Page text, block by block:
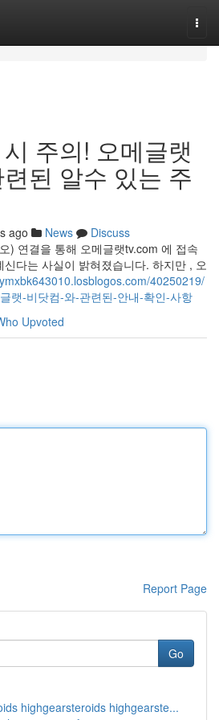
주의! 오메글랫
된 알수 있는 주
ago News
Discuss
) 연결을 통해 오메글랫tv.com 에 접속
다는 사실이 밝혀졌습니다. 하지만 , 오
40250219/
랫-비닷컴-와-관련된-안내-확인-사항
Upvoted
Report Page
Go
highgearsteroids highgearste...